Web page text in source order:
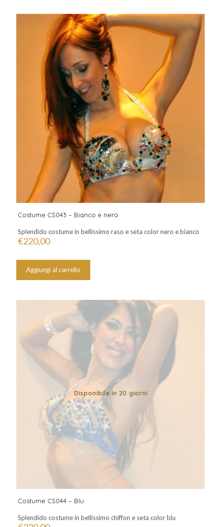
Costume CS043 – Bianco e nero
Splendido costume in bellissimo raso e seta color nero e bianco
€220,00
Aggiungi al carrello
Disponibile in 20 giorni
Costume CS044 – Blu
Splendido costume in bellissimo chiffon e seta color blu